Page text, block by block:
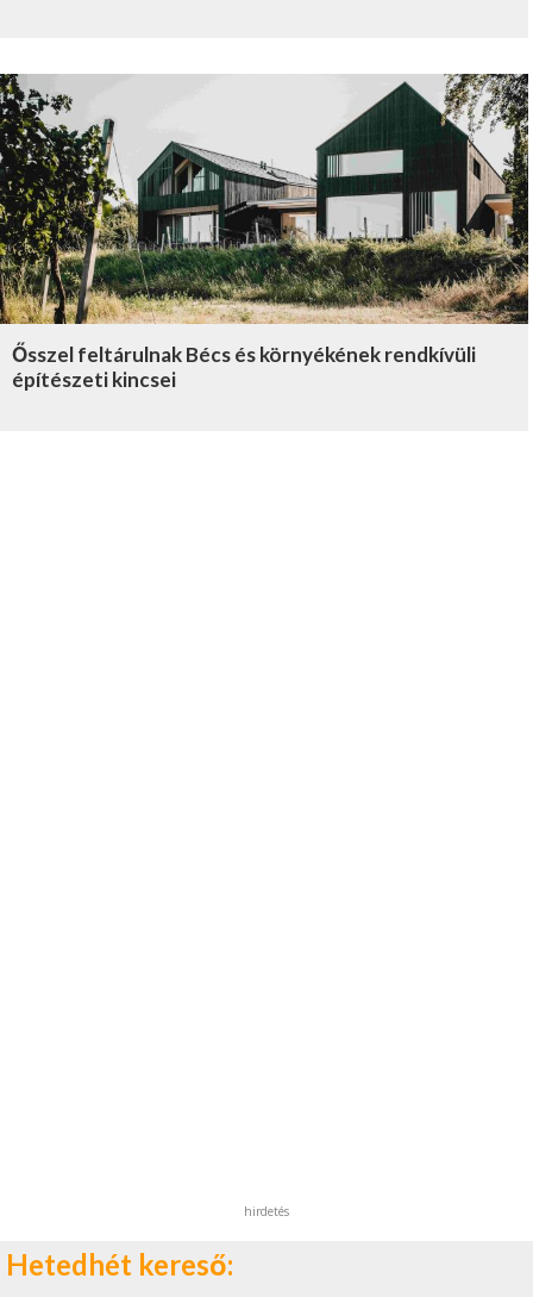
Ősszel feltárulnak Bécs és környékének rendkívüli
építészeti kincsei
hirdetés
Hetedhét kereső: